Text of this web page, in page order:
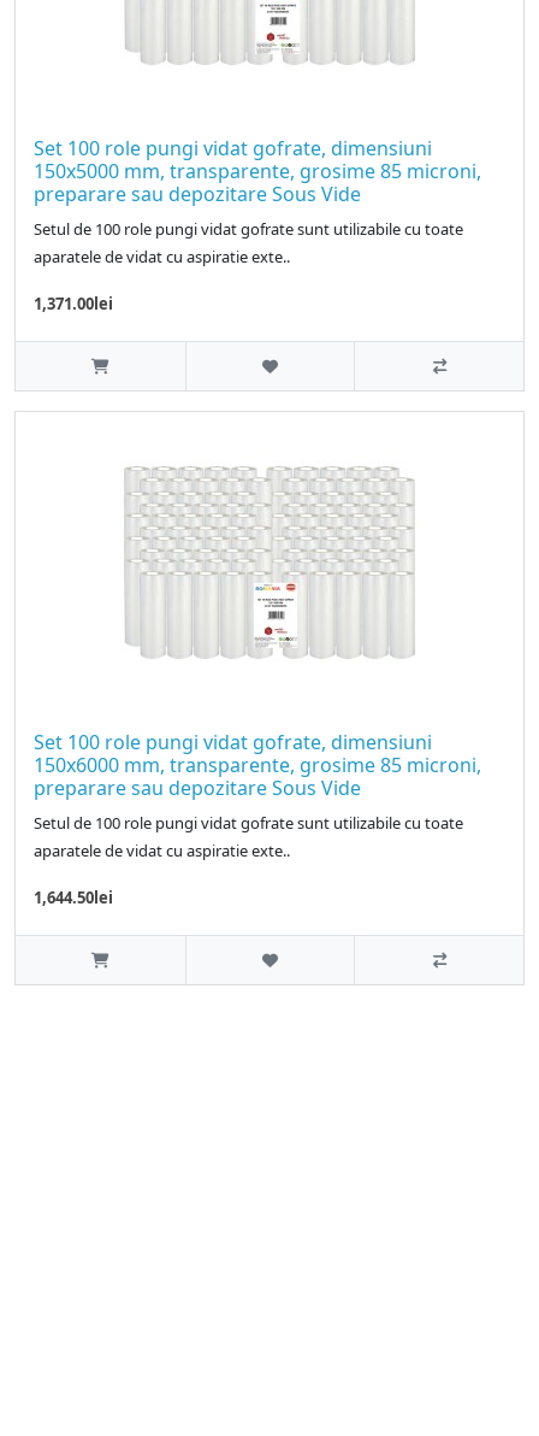
Set 100 role pungi vidat gofrate, dimensiuni
150x5000 mm, transparente, grosime 85 microni,
preparare sau depozitare Sous Vide
Setul de 100 role pungi vidat gofrate sunt utilizabile cu toate
aparatele de vidat cu aspiratie exte..
1,371.00lei
Set 100 role pungi vidat gofrate, dimensiuni
150x6000 mm, transparente, grosime 85 microni,
preparare sau depozitare Sous Vide
Setul de 100 role pungi vidat gofrate sunt utilizabile cu toate
aparatele de vidat cu aspiratie exte..
1,644.50lei